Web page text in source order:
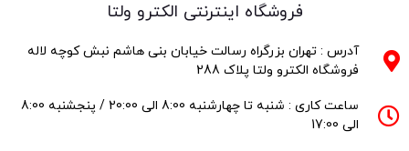
فروشگاه اینترنتی الکترو ولتا
آدرس : تهران بزرگراه رسالت خیابان بنی هاشم نبش کوچه لاله
فروشگاه الکترو ولتا پلاک 288
ساعت کاری : شنبه تا چهارشنبه 8:00 الی 20:00 / پنجشنبه 8:00
الی 17:00